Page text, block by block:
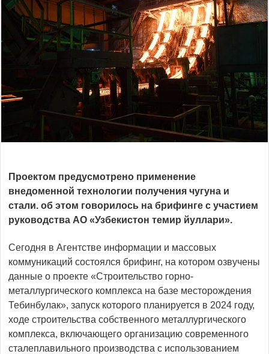
Проектом предусмотрено применение
внедоменной технологии получения чугуна и
стали. об этом говорилось на брифинге с участием
руководства АО «Узбекистон темир йуллари».
Сегодня в Агентстве информации и массовых
коммуникаций состоялся брифинг, на котором озвучены
данные о проекте «Строительство горно-
металлургического комплекса на базе месторождения
Тебинбулак», запуск которого планируется в 2024 году,
ходе строительства собственного металлургического
комплекса, включающего организацию современного
сталеплавильного производства с использованием